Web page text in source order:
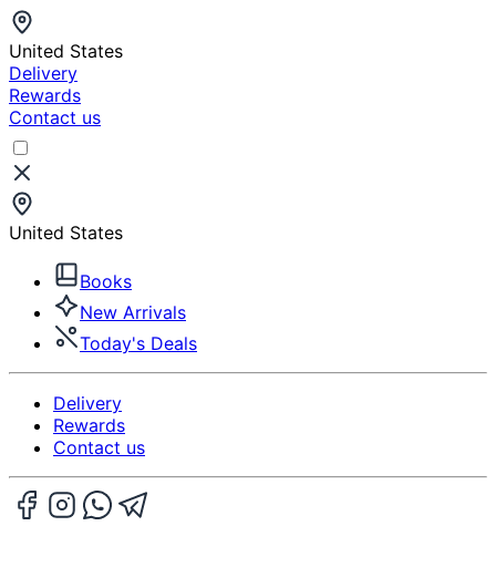
United States
Delivery
Rewards
Contact us
United States
Books
New Arrivals
Today's Deals
Delivery
Rewards
Contact us